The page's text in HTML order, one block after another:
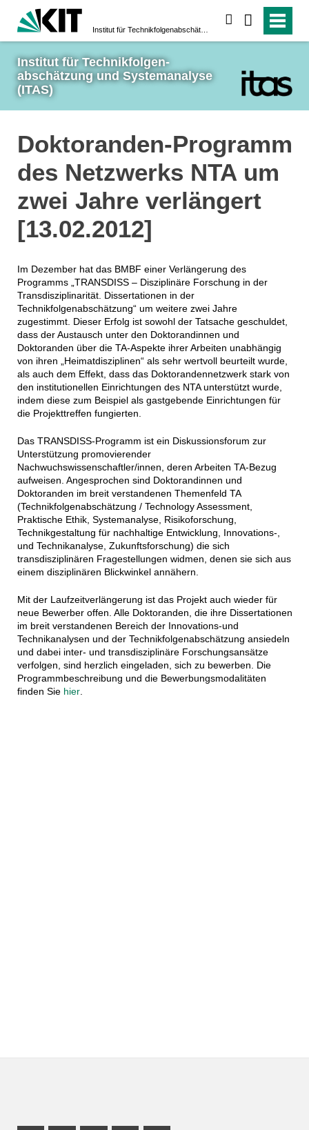
Institut für Technikfolgen­
abschätzung und System­analyse
(ITAS)
Doktoranden-Programm
des Netzwerks NTA um
zwei Jahre verlängert
[13.02.2012]
Im Dezember hat das BMBF einer Verlängerung des
Programms „TRANSDISS – Disziplinäre Forschung in der
Transdisziplinarität. Dissertationen in der
Technikfolgenabschätzung“ um weitere zwei Jahre
zugestimmt. Dieser Erfolg ist sowohl der Tatsache geschuldet,
dass der Austausch unter den Doktorandinnen und
Doktoranden über die TA-Aspekte ihrer Arbeiten unabhängig
von ihren „Heimatdisziplinen“ als sehr wertvoll beurteilt wurde,
als auch dem Effekt, dass das Doktorandennetzwerk stark von
den institutionellen Einrichtungen des NTA unterstützt wurde,
indem diese zum Beispiel als gastgebende Einrichtungen für
die Projekttreffen fungierten.
Das TRANSDISS-Programm ist ein Diskussionsforum zur
Unterstützung promovierender
Nachwuchswissenschaftler/innen, deren Arbeiten TA-Bezug
aufweisen. Angesprochen sind Doktorandinnen und
Doktoranden im breit verstandenen Themenfeld TA
(Technikfolgenabschätzung / Technology Assessment,
Praktische Ethik, Systemanalyse, Risikoforschung,
Technikgestaltung für nachhaltige Entwicklung, Innovations-,
und Technikanalyse, Zukunftsforschung) die sich
transdisziplinären Fragestellungen widmen, denen sie sich aus
einem disziplinären Blickwinkel annähern.
Mit der Laufzeitverlängerung ist das Projekt auch wieder für
neue Bewerber offen. Alle Doktoranden, die ihre Dissertationen
im breit verstandenen Bereich der Innovations-und
Technikanalysen und der Technikfolgenabschätzung ansiedeln
und dabei inter- und transdisziplinäre Forschungsansätze
verfolgen, sind herzlich eingeladen, sich zu bewerben. Die
Programmbeschreibung und die Bewerbungsmodalitäten
finden Sie hier.